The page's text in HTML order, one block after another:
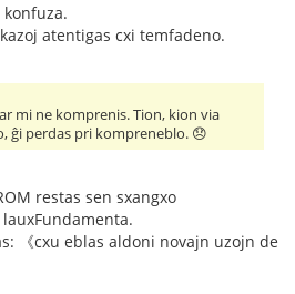
konfuza.
atentigas cxi temfadeno.
mi ne komprenis. Tion, kion via
ĝi perdas pri kompreneblo. 😞
restas sen sxangxo
《cxu eblas aldoni novajn uzojn de